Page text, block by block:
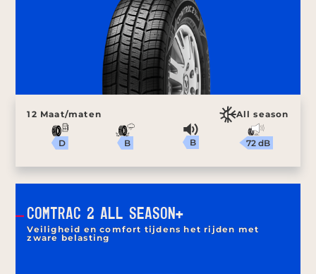
12 Maat/maten All season
D B B 72 dB
COMTRAC 2 ALL SEASON+
Veiligheid en comfort tijdens het rijden met
zware belasting